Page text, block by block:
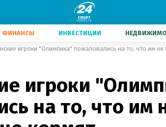
ФИНАНСЫ ИНВЕСТИЦИИ
игроки "Олимпика" пожаловались на то, что им не
игроки
на то, что им